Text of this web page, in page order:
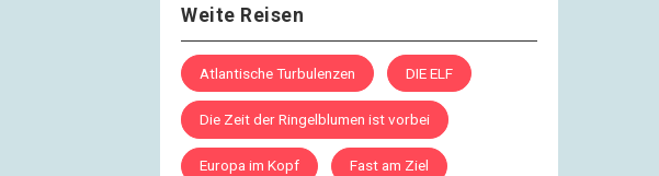
Weite Reisen
Atlantische Turbulenzen DIE ELF
Die Zeit der Ringelblumen ist vorbei
Europa im Kopf Fast am Ziel